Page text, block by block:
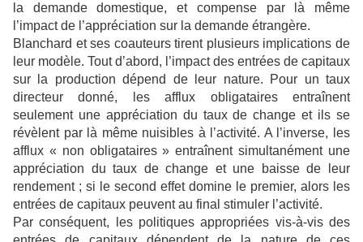
la demande domestique, et compense par là même
l’impact de l’appréciation sur la demande étrangère.
Blanchard et ses coauteurs tirent plusieurs implications de
leur modèle. Tout d’abord, l’impact des entrées de capitaux
sur la production dépend de leur nature. Pour un taux
directeur donné, les afflux obligataires entraînent
seulement une appréciation du taux de change et ils se
révèlent par là même nuisibles à l’activité. A l’inverse, les
afflux « non obligataires » entraînent simultanément une
appréciation du taux de change et une baisse de leur
rendement ; si le second effet domine le premier, alors les
entrées de capitaux peuvent au final stimuler l’activité.
Par conséquent, les politiques appropriées vis-à-vis des